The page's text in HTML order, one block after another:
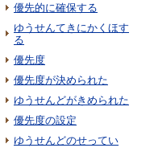
優先的に確保する
ゆうせんてきにかくほす
る
優先度
優先度が決められた
ゆうせんどがきめられた
優先度の設定
ゆうせんどのせってい